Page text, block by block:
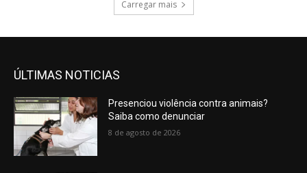
Carregar mais
ÚLTIMAS NOTICIAS
Presenciou violência contra animais?
Saiba como denunciar
8 de agosto de 2026